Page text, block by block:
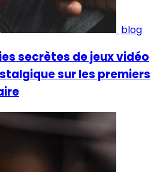
blog
secrètes de jeux vidéo
sur les premiers